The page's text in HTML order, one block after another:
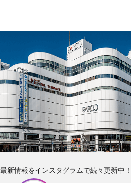
最新情報をインスタグラムで続々更新中！